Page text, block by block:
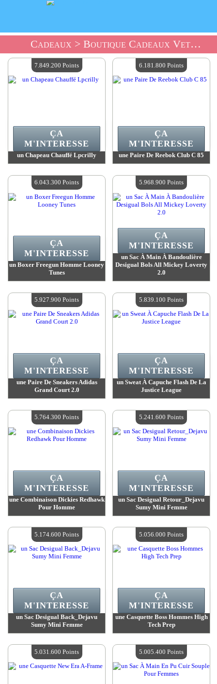
Cadeaux > Boutique Cadeaux Vetements Et T-Shirts
un Chapeau Chauffé Lpcrilly
Quantité Disponible :4
ÇA
M'INTERESSE
7.849.200 Points
une Paire De Reebok Club C 85
Quantité Disponible :4
ÇA
M'INTERESSE
6.181.800 Points
un Boxer Freegun Homme Looney
Tunes
Quantité Disponible :4
ÇA
M'INTERESSE
6.043.300 Points
un Sac À Main À Bandoulière
Desigual Bols All Mickey Loverty
2.0
Quantité Disponible :4
ÇA
M'INTERESSE
5.968.900 Points
une Paire De Sneakers Adidas
Grand Court 2.0
Quantité Disponible :4
ÇA
M'INTERESSE
5.927.900 Points
un Sweat À Capuche Flash De La
Justice League
Quantité Disponible :4
ÇA
M'INTERESSE
5.839.100 Points
une Combinaison Dickies Redhawk
Pour Homme
Quantité Disponible :4
ÇA
M'INTERESSE
5.764.300 Points
un Sac Desigual Retour_Dejavu
Sumy Mini Femme
Quantité Disponible :4
ÇA
M'INTERESSE
5.241.600 Points
un Sac Desigual Back_Dejavu
Sumy Mini Femme
Quantité Disponible :4
ÇA
M'INTERESSE
5.174.600 Points
une Casquette Boss Hommes High
Tech Prep
Quantité Disponible :4
ÇA
M'INTERESSE
5.056.000 Points
5.031.600 Points 5.005.400 Points